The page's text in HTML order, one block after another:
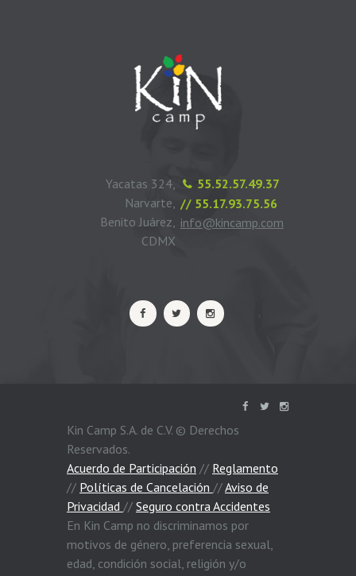
55.52.57.49.37
// 55.17.93.75.56
info@kincamp.com
Yacatas 324,
Narvarte,
Benito Juárez,
CDMX
Kin Camp S.A. de C.V. © Derechos
Reservados.
Acuerdo de Participación // Reglamento
// Políticas de Cancelación //Aviso de
Privacidad // Seguro contra Accidentes
En Kin Camp no discriminamos por
motivos de género, preferencia sexual,
edad, condición social, religión y/o